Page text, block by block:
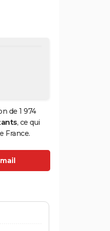
de 1 974
, ce qui
France.